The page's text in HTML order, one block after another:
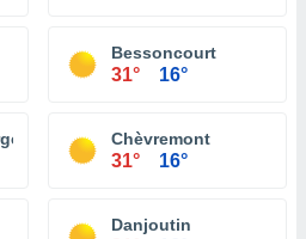
Bessoncourt
31° 16°
Chèvremont
31° 16°
Danjoutin